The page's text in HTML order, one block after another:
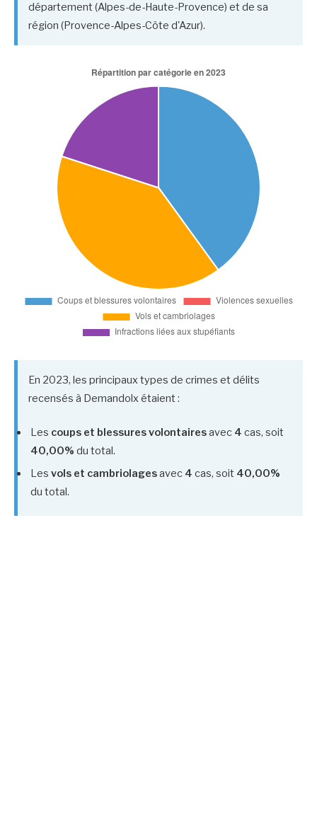
département (Alpes-de-Haute-Provence) et de sa
région (Provence-Alpes-Côte d'Azur).
En 2023, les principaux types de crimes et délits
recensés à Demandolx étaient :
Les coups et blessures volontairesavec 4 cas, soit
40,00% du total.
Les vols et cambriolagesavec 4 cas, soit 40,00%
du total.